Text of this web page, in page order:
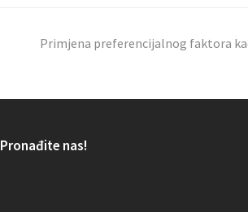
Primjena preferencijalnog faktora
Pronađite nas!